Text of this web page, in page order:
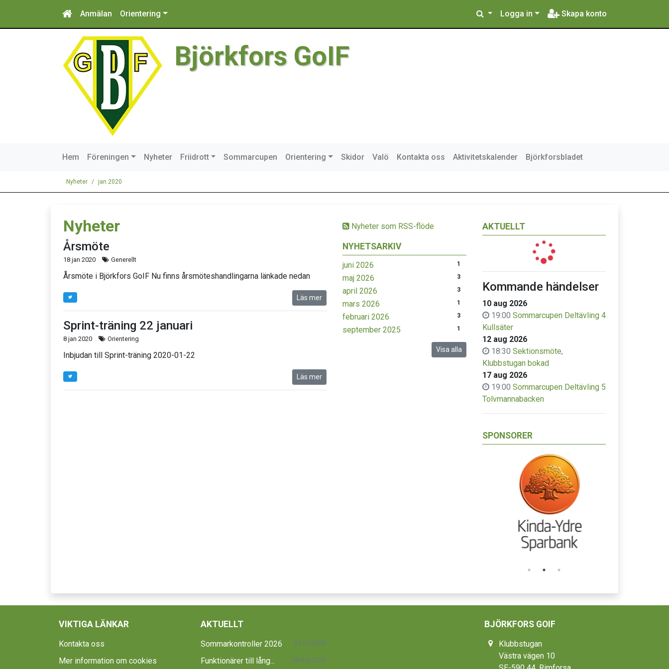
Anmälan Orientering Logga in Skapa konto
Björkfors GoIF
Hem Föreningen Nyheter Friidrott Sommarcupen Orientering Skidor Valö Kontakta oss Aktivitetskalender Björkforsbladet
Nyheter jan 2020
Nyheter som RSS-flöde
NYHETSARKIV
juni 2026 1
maj 2026 3
april 2026 3
mars 2026 1
februari 2026 3
september 2025 1
Visa alla
Nyheter
Årsmöte
18 jan 2020 Generellt
Årsmöte i Björkfors GoIF Nu finns årsmöteshandlingarna länkade nedan
Läs mer
Sprint-träning 22 januari
8 jan 2020 Orientering
Inbjudan till Sprint-träning 2020-01-22
Läs mer
AKTUELLT
Kommande händelser
10 aug 2026
19:00 Sommarcupen Deltävling 4
Kullsäter
12 aug 2026
18:30 Sektionsmöte,
Klubbstugan bokad
17 aug 2026
19:00 Sommarcupen Deltävling 5
Tolvmannabacken
SPONSORER
VIKTIGA LÄNKAR
Kontakta oss
Mer information om cookies
AKTUELLT
Sommarkontroller 2026 22 jun 2026
Funktionärer till lång... 28 maj 2026
BJÖRKFORS GOIF
Klubbstugan
Västra vägen 10